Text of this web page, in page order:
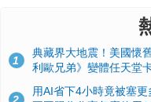
1
典藏界大地震！美國懷
利歐兄弟》變體任天堂
2
用AI省下4小時竟被塞